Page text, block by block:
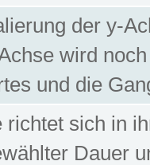
der y-
wird
und die
richtet sich in
Dauer